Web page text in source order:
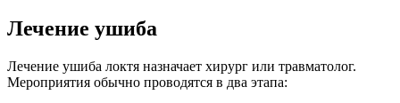
Лечение ушиба
Лечение ушиба локтя назначает хирург или травматолог.
Мероприятия обычно проводятся в два этапа: